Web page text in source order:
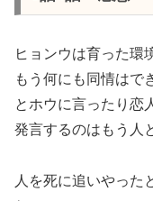
ヒョンウは育った環
もう何にも同情はで
とホウに言ったり恋
発言するのはもう人
人を死に追いやった